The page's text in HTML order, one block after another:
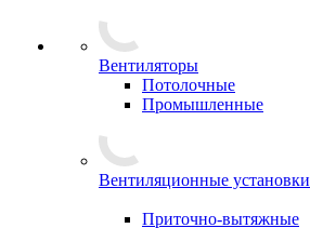
Вентиляторы
Потолочные
Промышленные
Вентиляционные установки
Приточно-вытяжные